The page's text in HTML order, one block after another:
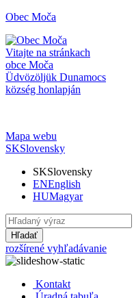
Obec Moča
Vitajte na stránkach
obce Moča
Üdvözöljük Dunamocs
község honlapján
Mapa webu
SKSlovensky
SKSlovensky
ENEnglish
HUMagyar
Hľadať
rozšírené vyhľadávanie
Kontakt